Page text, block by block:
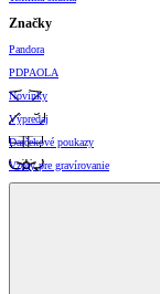
Značky
Pandora
PDPAOLA
Novinky
Výpredaj
Darčekové poukazy
Vzory pre gravírovanie